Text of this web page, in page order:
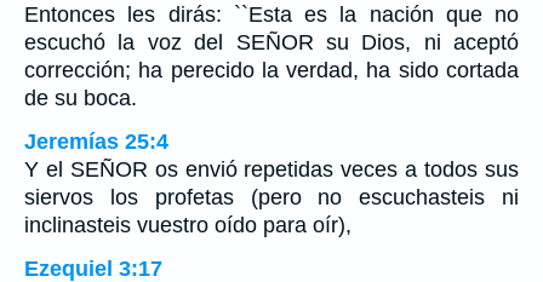
Entonces les dirás: ``Esta es la nación que no
escuchó la voz del SEÑOR su Dios, ni aceptó
corrección; ha perecido la verdad, ha sido cortada
de su boca.
Jeremías 25:4
Y el SEÑOR os envió repetidas veces a todos sus
siervos los profetas (pero no escuchasteis ni
inclinasteis vuestro oído para oír),
Ezequiel 3:17